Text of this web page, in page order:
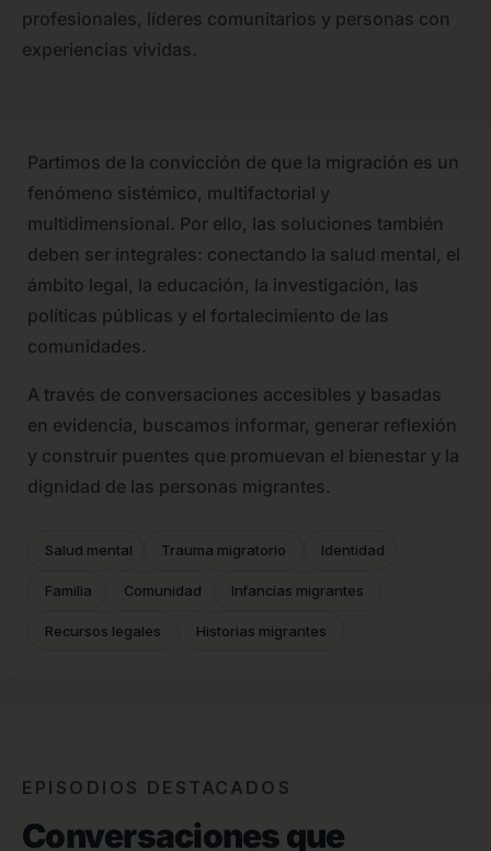
profesionales, líderes comunitarios y personas con
experiencias vividas.
Partimos de la convicción de que la migración es un
fenómeno sistémico, multifactorial y
multidimensional. Por ello, las soluciones también
deben ser integrales: conectando la salud mental, el
ámbito legal, la educación, la investigación, las
políticas públicas y el fortalecimiento de las
comunidades.
A través de conversaciones accesibles y basadas
en evidencia, buscamos informar, generar reflexión
y construir puentes que promuevan el bienestar y la
dignidad de las personas migrantes.
Salud mental Trauma migratorio Identidad
Familia Comunidad Infancias migrantes
Recursos legales Historias migrantes
EPISODIOS DESTACADOS
Conversaciones que